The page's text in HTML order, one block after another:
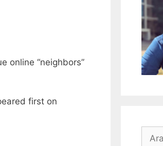
online “neighbors”
first on
için